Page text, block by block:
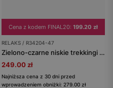
Cena z kodem FINAL20: 199.20 zł
RELAKS / R34204-47
Zielono-czarne niskie trekkingi męskie RELAKS z membraną nano-TEX™
249.00 zł
Najniższa cena z 30 dni przed
wprowadzeniem obniżki: 279.00 zł